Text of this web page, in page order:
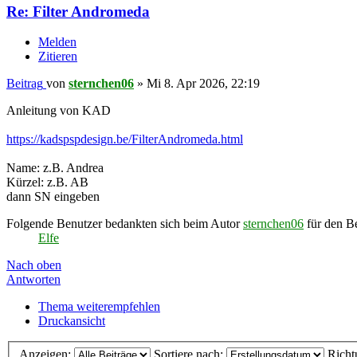
Re: Filter Andromeda
Melden
Zitieren
Beitrag von sternchen06 » Mi 8. Apr 2026, 22:19
Anleitung von KAD
https://kadspspdesign.be/FilterAndromeda.html
Name: z.B. Andrea
Kürzel: z.B. AB
dann SN eingeben
Folgende Benutzer bedankten sich beim Autorsternchen06 für den
Elfe
Nach oben
Antworten
Thema weiterempfehlen
Druckansicht
Anzeigen: Sortiere nach: